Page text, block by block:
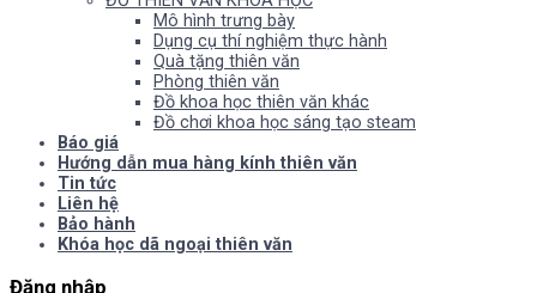
Mô hình trưng bày
Dụng cụ thí nghiệm thực hành
Quà tặng thiên văn
Phòng thiên văn
Đồ khoa học thiên văn khác
Đồ chơi khoa học sáng tạo steam
Báo giá
Hướng dẫn mua hàng kính thiên văn
Tin tức
Liên hệ
Bảo hành
Khóa học dã ngoại thiên văn
Đăng nhập